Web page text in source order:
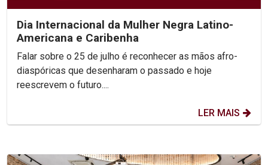
Dia Internacional da Mulher Negra Latino-
Americana e Caribenha
Falar sobre o 25 de julho é reconhecer as mãos afro-
diaspóricas que desenharam o passado e hoje
reescrevem o futuro....
LER MAIS